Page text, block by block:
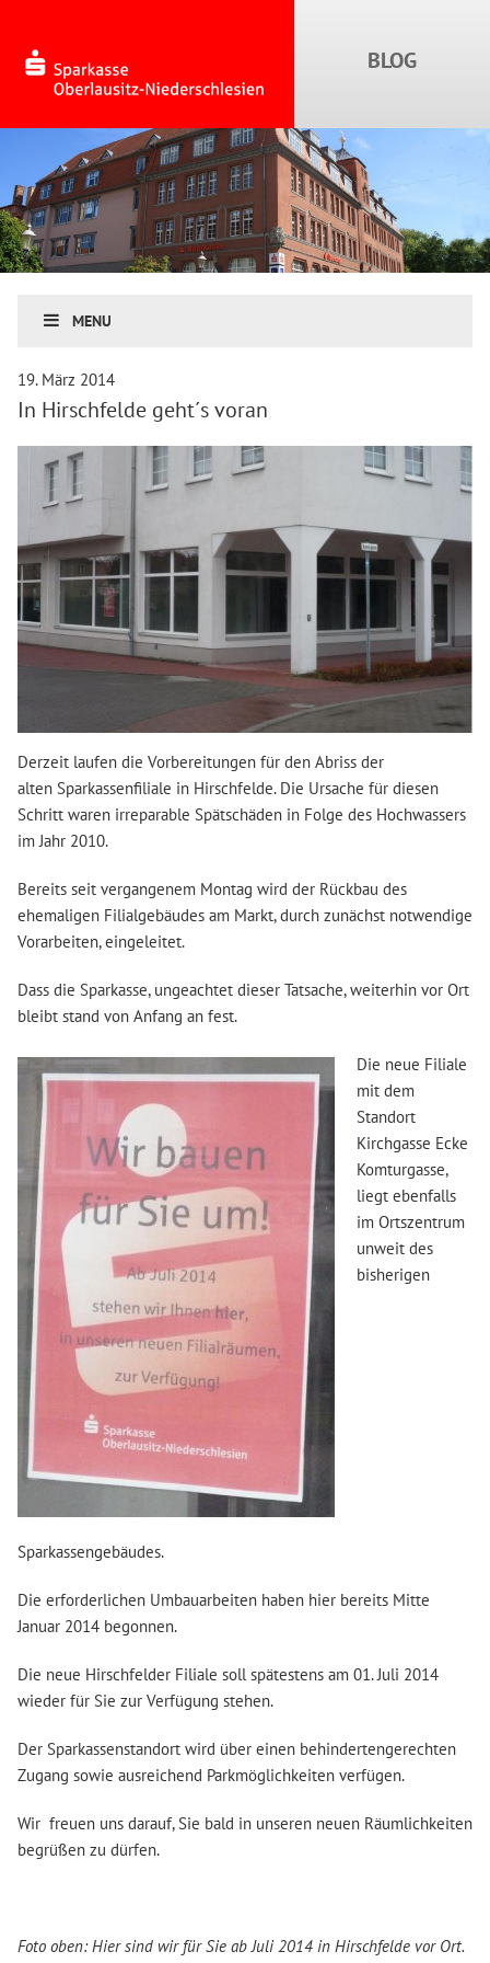
MENU
19. März 2014
In Hirschfelde geht´s voran
Derzeit laufen die Vorbereitungen für den Abriss der
alten Sparkassenfiliale in Hirschfelde. Die Ursache für diesen
Schritt waren irreparable Spätschäden in Folge des Hochwassers
im Jahr 2010.
Bereits seit vergangenem Montag wird der Rückbau des
ehemaligen Filialgebäudes am Markt, durch zunächst notwendige
Vorarbeiten, eingeleitet.
Dass die Sparkasse, ungeachtet dieser Tatsache, weiterhin vor Ort
bleibt stand von Anfang an fest.
Die neue Filiale
mit dem
Standort
Kirchgasse Ecke
Komturgasse,
liegt ebenfalls
im Ortszentrum
unweit des
bisherigen
Sparkassengebäudes.
Die erforderlichen Umbauarbeiten haben hier bereits Mitte
Januar 2014 begonnen.
Die neue Hirschfelder Filiale soll spätestens am 01. Juli 2014
wieder für Sie zur Verfügung stehen.
Der Sparkassenstandort wird über einen behindertengerechten
Zugang sowie ausreichend Parkmöglichkeiten verfügen.
Wir freuen uns darauf, Sie bald in unseren neuen Räumlichkeiten
begrüßen zu dürfen.
Foto oben: Hier sind wir für Sie ab Juli 2014 in Hirschfelde vor Ort.